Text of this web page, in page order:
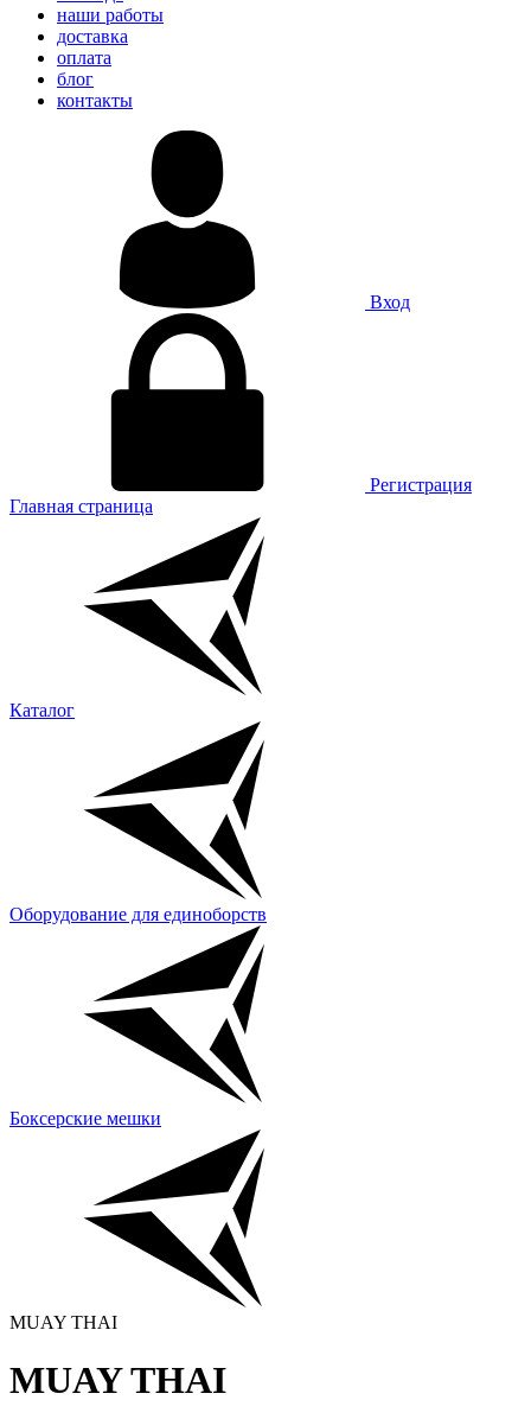
наши работы
доставка
оплата
блог
контакты
Вход
Регистрация
Главная страница
Каталог
Оборудование для единоборств
Боксерские мешки
MUAY THAI
MUAY THAI